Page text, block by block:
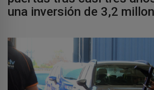
una inversión de 3,2